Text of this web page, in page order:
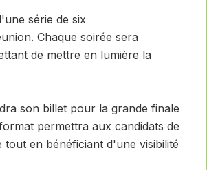
série de six
Chaque soirée sera
de mettre en lumière la
son billet pour la grande finale
permettra aux candidats de
en bénéficiant d'une visibilité